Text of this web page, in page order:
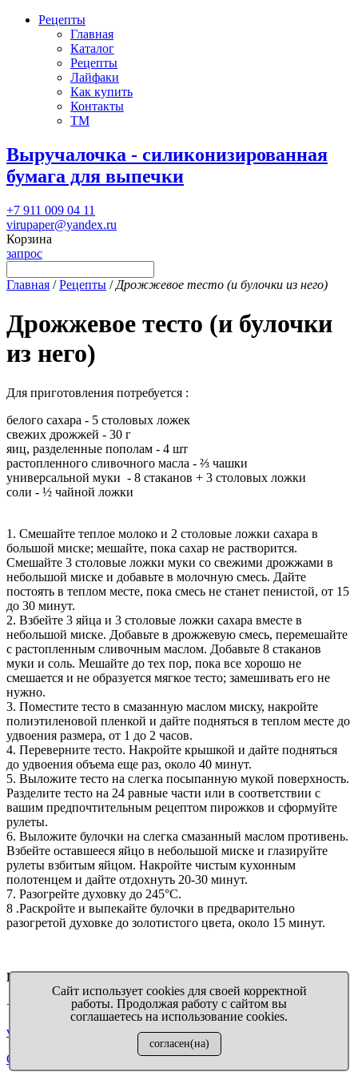
Рецепты
Главная
Каталог
Рецепты
Лайфаки
Как купить
Контакты
ТМ
Выручалочка - силиконизированная
бумага для выпечки
+7 911 009 04 11
virupaper@yandex.ru
Корзина
запрос
Главная /Рецепты / Дрожжевое тесто (и булочки из него)
Дрожжевое тесто (и булочки
из него)
Для приготовления потребуется :
белого сахара - 5 столовых ложек
свежих дрожжей - 30 г
яиц, разделенные пополам - 4 шт
растопленного сливочного масла - ⅔ чашки
универсальной муки - 8 стаканов + 3 столовых ложки
соли - ½ чайной ложки
1. Смешайте теплое молоко и 2 столовые ложки сахара в
большой миске; мешайте, пока сахар не растворится.
Смешайте 3 столовые ложки муки со свежими дрожжами в
небольшой миске и добавьте в молочную смесь. Дайте
постоять в теплом месте, пока смесь не станет пенистой, от 15
до 30 минут.
2. Взбейте 3 яйца и 3 столовые ложки сахара вместе в
небольшой миске. Добавьте в дрожжевую смесь, перемешайте
с растопленным сливочным маслом. Добавьте 8 стаканов
муки и соль. Мешайте до тех пор, пока все хорошо не
смешается и не образуется мягкое тесто; замешивать его не
нужно.
3. Поместите тесто в смазанную маслом миску, накройте
полиэтиленовой пленкой и дайте подняться в теплом месте до
удвоения размера, от 1 до 2 часов.
4. Переверните тесто. Накройте крышкой и дайте подняться
до удвоения объема еще раз, около 40 минут.
5. Выложите тесто на слегка посыпанную мукой поверхность.
Разделите тесто на 24 равные части или в соответствии с
вашим предпочтительным рецептом пирожков и сформуйте
рулеты.
6. Выложите булочки на слегка смазанный маслом противень.
Взбейте оставшееся яйцо в небольшой миске и глазируйте
рулеты взбитым яйцом. Накройте чистым кухонным
полотенцем и дайте отдохнуть 20-30 минут.
7. Разогрейте духовку до 245°С.
8 .Раскройте и выпекайте булочки в предварительно
разогретой духовке до золотистого цвета, около 15 минут.
Выручалочка™ Бумага на всякий случай
+7 911 009 04 11
virupaper@yandex.ru
Отправить запрос
Сайт использует cookies для своей корректной
работы. Продолжая работу с сайтом вы
соглашаетесь на использование cookies.
согласен(на)